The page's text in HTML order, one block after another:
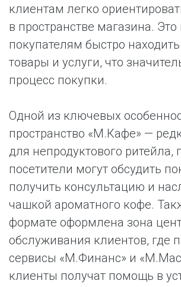
клиентам легко
в пространстве магазина. Это
покупателям быстро
товары и услуги, что
процесс покупки.
Одной из ключевых
пространство «М.Кафе» —
для непродуктового ритейла,
посетители могут обсудить
получить консультацию и
чашкой ароматного кофе.
формате оформлена зона
обслуживания клиентов, где
сервисы «М.Финанс» и
клиенты получат помощь в